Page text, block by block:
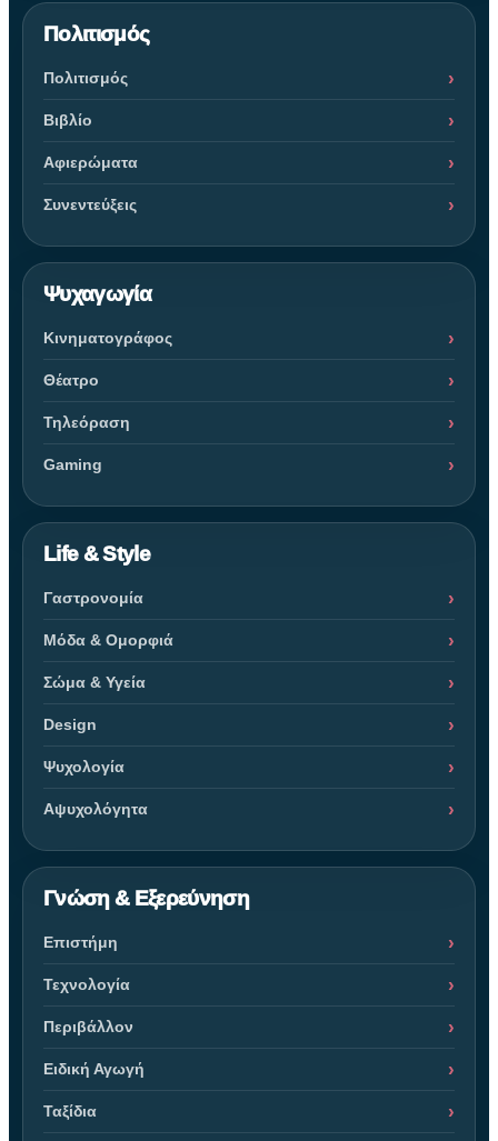
Πολιτισμός
Πολιτισμός
Βιβλίο
Αφιερώματα
Συνεντεύξεις
Ψυχαγωγία
Κινηματογράφος
Θέατρο
Τηλεόραση
Gaming
Life & Style
Γαστρονομία
Μόδα & Ομορφιά
Σώμα & Υγεία
Design
Ψυχολογία
Αψυχολόγητα
Γνώση & Εξερεύνηση
Επιστήμη
Τεχνολογία
Περιβάλλον
Ειδική Αγωγή
Ταξίδια